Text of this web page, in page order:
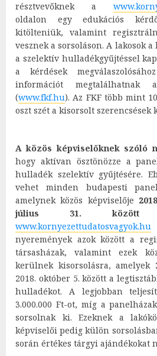
résztvevőknek a
oldalon egy edukációs
kitölteniük, valamint
vesznek a sorsoláson. A lakosok
a szelektív hulladékgyűjtéssel
a kérdések
információt megtalálhatnak
(www.fkf.hu). Az FKF több mint
oszt szét a kisorsolt szerencsések
A közös képviselőknek szóló
hogy aktívan ösztönözze a
hulladék szelektív gyűjtésére.
vehet minden budapesti
amelynek közös képviselője
július 31. között
www.kornyezettudatosvagyok.hu
nyeremények azok között a
társasházak, valamint ezek
kerülnek kisorsolásra, amelyek
2018. október 5. között a
hulladékot. A legjobban
3.000.000 Ft-ot, míg a
sorsolnak ki. Ezeknek a
képviselői pedig külön
során értékes tárgyi ajándékokat